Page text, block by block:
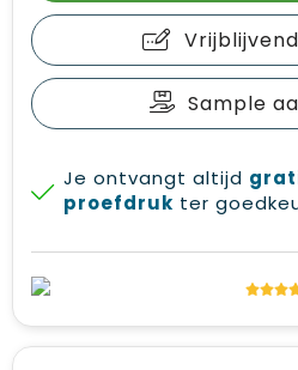
Sample
Je ontvangt altijd
proefdruk ter